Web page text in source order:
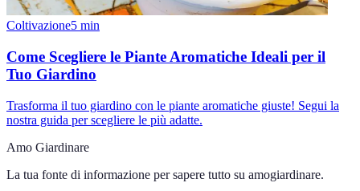
Coltivazione5 min
Come Scegliere le Piante Aromatiche Ideali per il
Tuo Giardino
Trasforma il tuo giardino con le piante aromatiche giuste! Segui la
nostra guida per scegliere le più adatte.
Amo Giardinare
La tua fonte di informazione per sapere tutto su amogiardinare.